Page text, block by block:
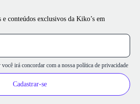
e conteúdos exclusivos da Kiko’s em
você irá concordar com a nossa política de privacidade
Cadastrar-se